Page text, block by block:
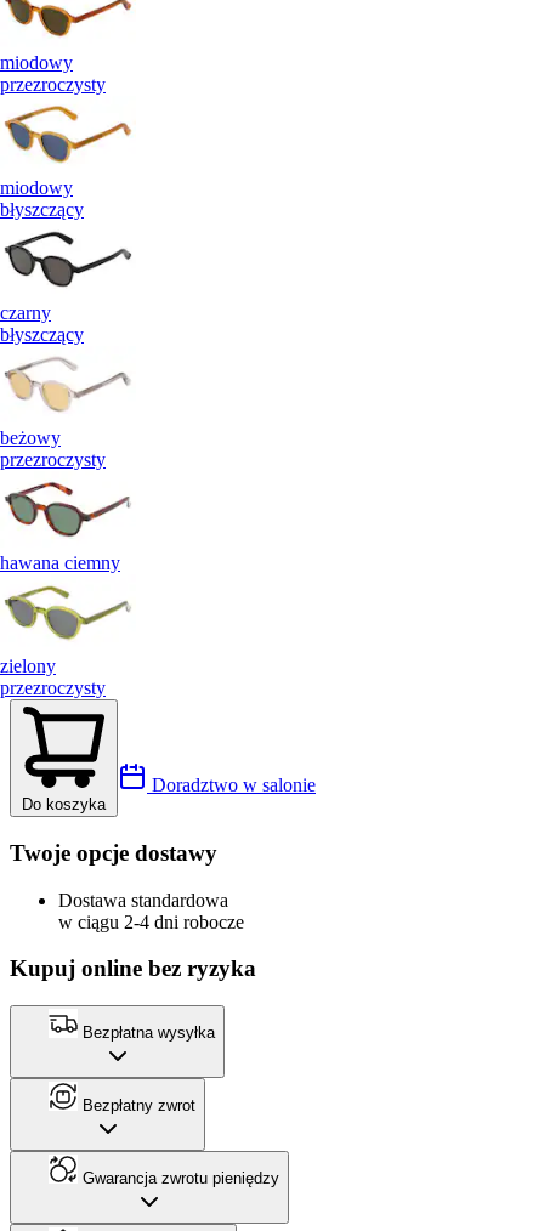
miodowy
przezroczysty
miodowy
błyszczący
czarny
błyszczący
beżowy
przezroczysty
hawana ciemny
zielony
przezroczysty
Do koszyka
Doradztwo w salonie
Twoje opcje dostawy
Dostawa standardowa
w ciągu 2-4 dni robocze
Kupuj online bez ryzyka
Bezpłatna wysyłka
Bezpłatny zwrot
Gwarancja zwrotu pieniędzy